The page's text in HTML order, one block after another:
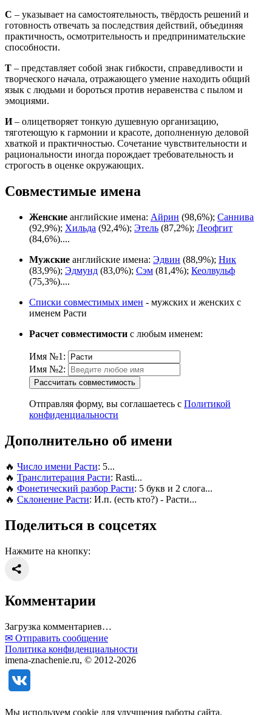
С – указывает на самостоятельность, твёрдость решений и
готовность отвечать за последствия действий, объединяя
практичность, осмотрительность и предпринимательские
способности.
Т – представляет собой знак гибкости, справедливости и
творческого начала, отражающего умение находить общий
язык с людьми и бороться против неравенства с пылом и
эмоциями.
И– олицетворяет тонкую душевную организацию,
тяготеющую к гармонии и красоте, дополненную деловой
хваткой и практичностью. Сочетание чувствительности и
рациональности иногда порождает требовательность и
строгость в оценке окружающих.
Совместимые имена
Женские английские имена: Айрин (98,6%); Саннива
(92,9%); Хильда (92,4%); Этель (87,2%); Леофгит
(84,6%)....
Мужские английские имена: Эдвин (88,9%); Ник
(83,9%); Эдмунд (83,0%); Сэм (81,4%); Кеолвульф
(75,3%)....
Списки совместимых имен - мужских и женских с
именем Расти
Расчет совместимости с любым именем:
Имя №1:
Имя №2:
Рассчитать совместимость
Отправляя форму, вы соглашаетесь с Политикой
конфиденциальности
Дополнительно об имени
🔥 Число имени Расти: 5...
🔥 Транслитерация Расти: Rasti...
🔥 Фонетический разбор Расти: 5 букв и 2 слога...
🔥 Склонение Расти: И.п. (есть кто?) - Расти...
Поделиться в соцсетях
Нажмите на кнопку:
Комментарии
Загрузка комментариев…
✉ Отправить сообщение
Политика конфиденциальности
imena-znachenie.ru, © 2012-2026
Мы используем cookie для улучшения работы сайта.